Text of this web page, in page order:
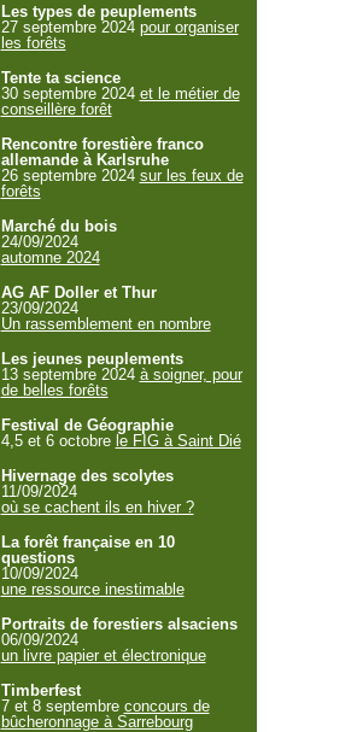
Les types de peuplements
27 septembre 2024 pour organiser
les forêts
Tente ta science
30 septembre 2024 et le métier de
conseillère forêt
Rencontre forestière franco
allemande à Karlsruhe
26 septembre 2024 sur les feux de
forêts
Marché du bois
24/09/2024
automne 2024
AG AF Doller et Thur
23/09/2024
Un rassemblement en nombre
Les jeunes peuplements
13 septembre 2024 à soigner, pour
de belles forêts
Festival de Géographie
4,5 et 6 octobre le FIG à Saint Dié
Hivernage des scolytes
11/09/2024
où se cachent ils en hiver ?
La forêt française en 10
questions
10/09/2024
une ressource inestimable
Portraits de forestiers alsaciens
06/09/2024
un livre papier et électronique
Timberfest
7 et 8 septembre concours de
bûcheronnage à Sarrebourg